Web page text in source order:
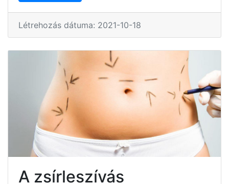
Létrehozás dátuma: 2021-10-18
A zsírleszívás